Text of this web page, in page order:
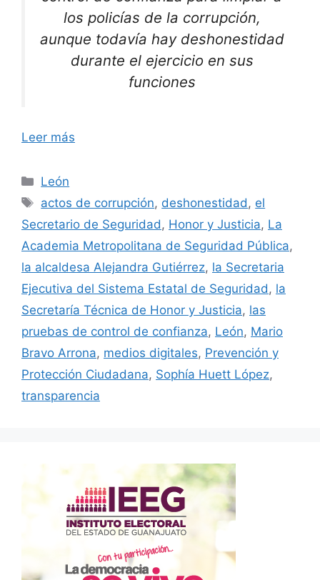
los policías de la corrupción,
aunque todavía hay deshonestidad
durante el ejercicio en sus
funciones
Leer más
Categorías
León
Etiquetas
actos de corrupción, deshonestidad, el
Secretario de Seguridad, Honor y Justicia, La
Academia Metropolitana de Seguridad Pública,
la alcaldesa Alejandra Gutiérrez, la Secretaria
Ejecutiva del Sistema Estatal de Seguridad, la
Secretaría Técnica de Honor y Justicia, las
pruebas de control de confianza, León, Mario
Bravo Arrona, medios digitales, Prevención y
Protección Ciudadana, Sophía Huett López,
transparencia